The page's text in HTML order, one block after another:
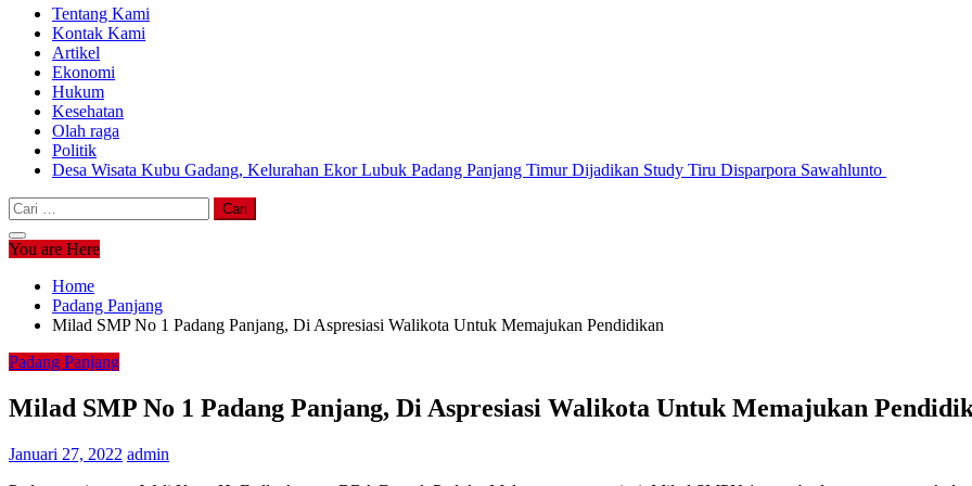
Tentang Kami
Kontak Kami
Artikel
Ekonomi
Hukum
Kesehatan
Olah raga
Politik
Desa Wisata Kubu Gadang, Kelurahan Ekor Lubuk Padang Panjang Timur Dijadikan Study Tiru Disparpora Sawahlunto
Cari
untuk:
You are Here
Home
Padang Panjang
Milad SMP No 1 Padang Panjang, Di Aspresiasi Walikota Untuk Memajukan Pendidikan
Padang Panjang
Milad SMP No 1 Padang Panjang, Di Aspresiasi Walikota Untuk Memajukan
Januari 27, 2022 admin